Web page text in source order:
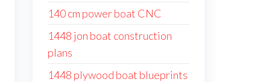
140 cm power boat CNC
1448 jon boat construction
plans
1448 plywood boat blueprints